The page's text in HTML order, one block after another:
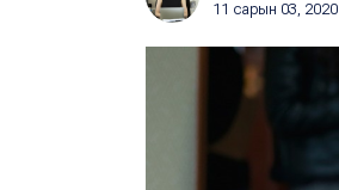
11 сарын 03, 2020